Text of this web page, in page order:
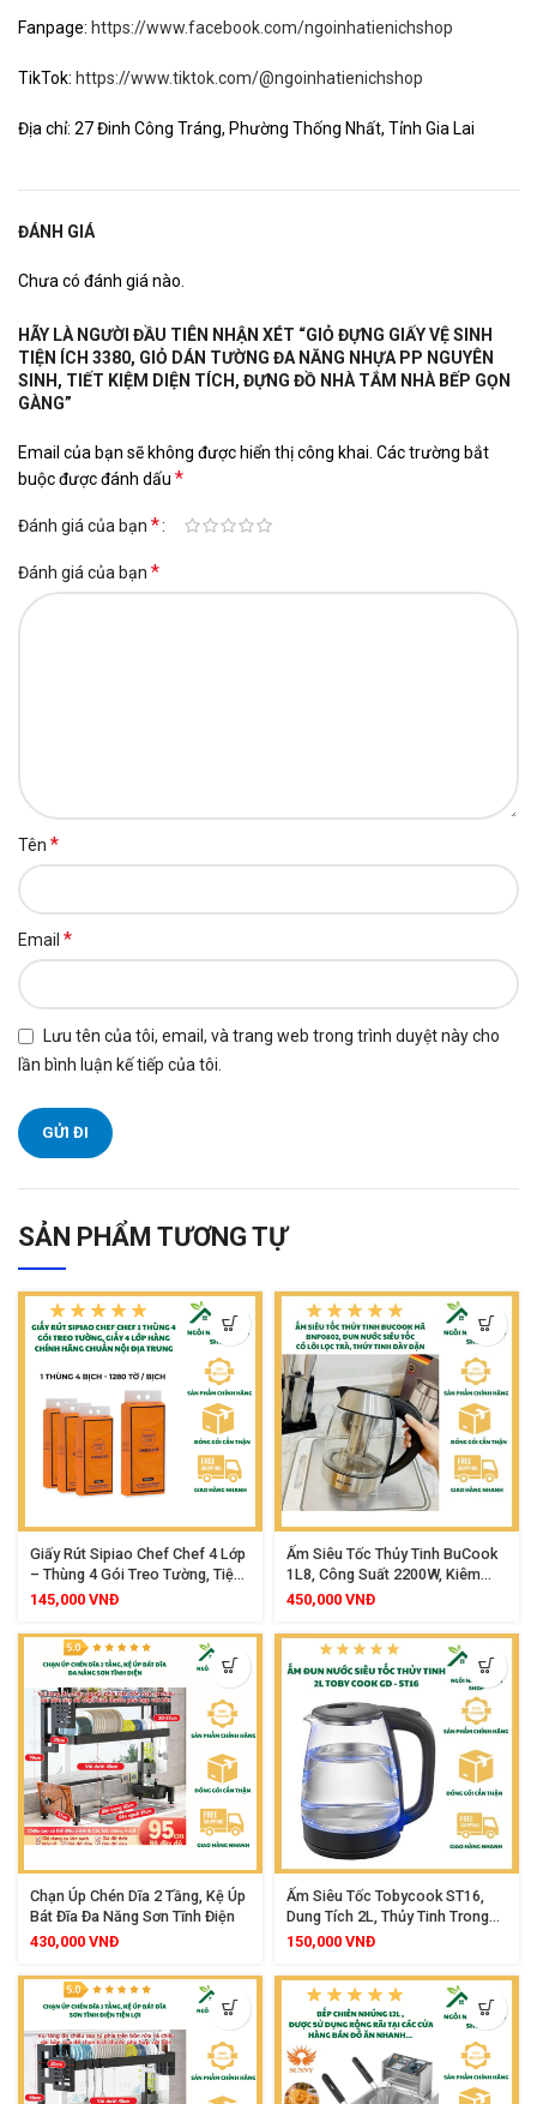
Fanpage: https://www.facebook.com/ngoinhatienichshop
TikTok: https://www.tiktok.com/@ngoinhatienichshop
Địa chỉ: 27 Đinh Công Tráng, Phường Thống Nhất, Tỉnh Gia Lai
ĐÁNH GIÁ
Chưa có đánh giá nào.
HÃY LÀ NGƯỜI ĐẦU TIÊN NHẬN XÉT “GIỎ ĐỰNG GIẤY VỆ SINH
TIỆN ÍCH 3380, GIỎ DÁN TƯỜNG ĐA NĂNG NHỰA PP NGUYÊN
SINH, TIẾT KIỆM DIỆN TÍCH, ĐỰNG ĐỒ NHÀ TẮM NHÀ BẾP GỌN
GÀNG”
Email của bạn sẽ không được hiển thị công khai. Các trường bắt
buộc được đánh dấu *
Đánh giá của bạn *
Đánh giá của bạn *
Tên *
Email *
Lưu tên của tôi, email, và trang web trong trình duyệt này cho
lần bình luận kế tiếp của tôi.
SẢN PHẨM TƯƠNG TỰ
Giấy Rút Sipiao Chef Chef 4 Lớp
– Thùng 4 Gói Treo Tường, Tiện
Lợi, An Toàn Cho Mọi Loại Da
145,000 VNĐ
Ấm Siêu Tốc Thủy Tinh BuCook
1L8, Công Suất 2200W, Kiêm
Pha Trà Cà Phê, Thiết Kế Sang
Toàn Tuyệt Đối Cho Gia Đình
450,000 VNĐ
Chạn Úp Chén Dĩa 2 Tầng, Kệ Úp
Bát Đĩa Đa Năng Sơn Tĩnh Điện
430,000 VNĐ
Ấm Siêu Tốc Tobycook ST16,
Dung Tích 2L, Thủy Tinh Trong
Suốt Cao Cấp, Công Suất
Cạn Nước, Thiết Kế Sang Trọng
An Toàn Cho Sức Khỏe
150,000 VNĐ